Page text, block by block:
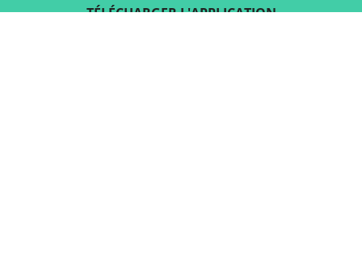
TÉLÉCHARGER L'APPLICATION